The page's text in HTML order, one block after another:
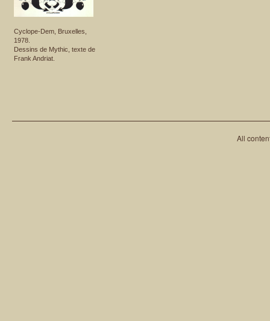
Cyclope-Dem, Bruxelles,
1978.
Dessins de Mythic, texte de
Frank Andriat.
All